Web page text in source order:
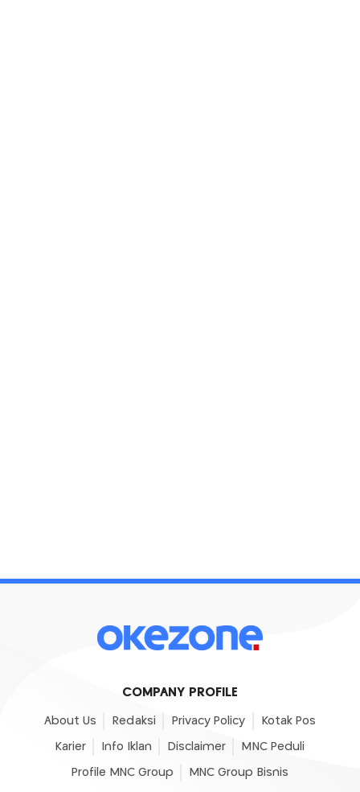
COMPANY PROFILE
About Us Redaksi Privacy Policy Kotak Pos
Karier Info Iklan Disclaimer MNC Peduli
Profile MNC Group MNC Group Bisnis